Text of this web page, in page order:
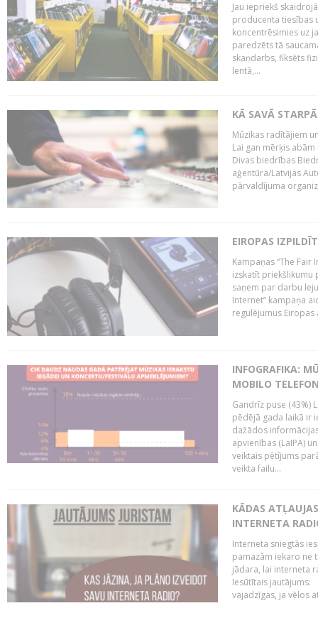
Jau iepriekš
producenta tiesības
koncentrēsimies uz
paredzēts tā
skaņdarbs, fiksēts
lentā,...
KĀ SAVĀ
Mūzikas radītājiem
Lai gan mērķis
Divas biedrības
aģentūra/Latvijas
pārvaldījuma
EIROPAS
Kampaņas “The
izskatīt priekšlikumu
saņem par darbu
Internet” kampaņa
regulējumus
INFOGRAFIKA:
MOBILO
Gandrīz puse (43%)
pēdējā gada laikā ir
dažādos
apvienības (LaIPA)
veiktais pētījums
veikta failu...
KĀDAS
INTERNETA
Interneta sniegtās
pamazām iekaro ne
jādara, lai interneta
Iesūtītais jautājums:
vajadzīgas, ja vēlos